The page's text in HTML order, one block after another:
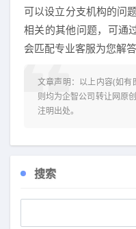
可以设立分支机构的问
相关的其他问题，可通
会匹配专业客服为您解答
文章声明：以上内容(如
则均为企智公司转让网原
注明出处。
搜索